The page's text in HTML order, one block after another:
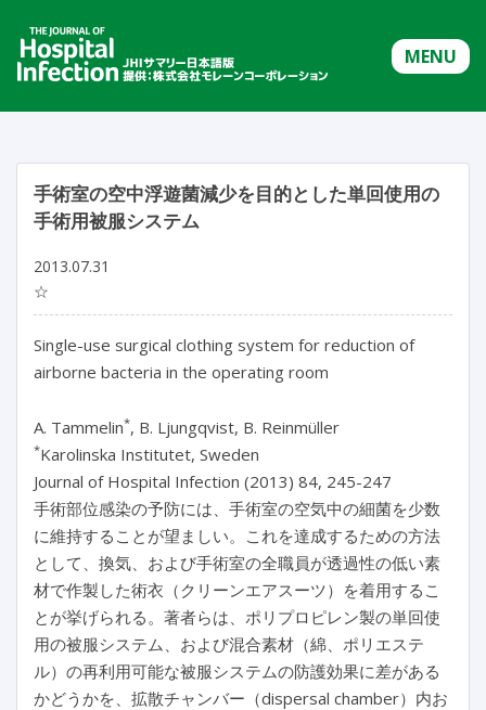
MENU
手術室の空中浮遊菌減少を目的とした単回使用の
手術用被服システム
2013.07.31
☆
Single-use surgical clothing system for reduction of
airborne bacteria in the operating room
A. Tammelin*, B. Ljungqvist, B. Reinmüller
*Karolinska Institutet, Sweden
Journal of Hospital Infection (2013) 84, 245-247
手術部位感染の予防には、手術室の空気中の細菌を少数
に維持することが望ましい。これを達成するための方法
として、換気、および手術室の全職員が透過性の低い素
材で作製した術衣（クリーンエアスーツ）を着用するこ
とが挙げられる。著者らは、ポリプロピレン製の単回使
用の被服システム、および混合素材（綿、ポリエステ
ル）の再利用可能な被服システムの防護効果に差がある
かどうかを、拡散チャンバー（dispersal chamber）内お